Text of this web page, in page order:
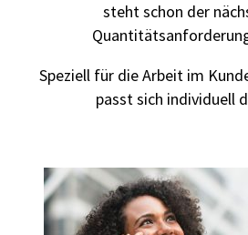
steht schon der
Speziell für die Arbeit im
passt sich individuell